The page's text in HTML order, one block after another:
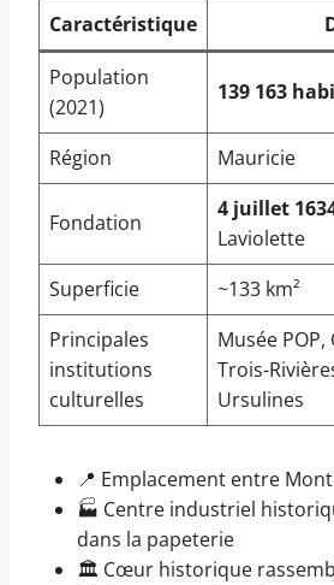
Caractéristique
Population
(2021)
139 163
Région Mauricie
Fondation
4 juillet
Laviolette
Superficie
~133 km²
Principales
institutions
culturelles
Musée
Trois-
Ursulines
📍 Emplacement entre
🏭 Centre industriel
dans la papeterie
🏛️ Cœur historique